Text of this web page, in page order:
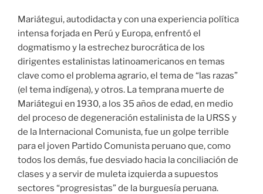
Mariátegui, autodidacta y con una experiencia política
intensa forjada en Perú y Europa, enfrentó el
dogmatismo y la estrechez burocrática de los
dirigentes estalinistas latinoamericanos en temas
clave como el problema agrario, el tema de “las razas”
(el tema indígena), y otros. La temprana muerte de
Mariátegui en 1930, a los 35 años de edad, en medio
del proceso de degeneración estalinista de la URSS y
de la Internacional Comunista, fue un golpe terrible
para el joven Partido Comunista peruano que, como
todos los demás, fue desviado hacia la conciliación de
clases y a servir de muleta izquierda a supuestos
sectores “progresistas” de la burguesía peruana.